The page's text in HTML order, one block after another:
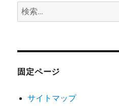
検
索:
固定ページ
サイトマップ